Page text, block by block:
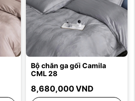
Bộ chăn ga gối Camila
CML 28
8,680,000VND